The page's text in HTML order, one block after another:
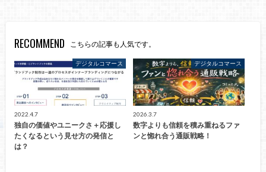
RECOMMEND こちらの記事も人気です。
デジタルコマース
2022.4.7
独自の価値やユニークさ＋応援し
たくなるという見せ方の発信と
は？
デジタルコマース
2026.3.7
数字よりも信頼を積み重ねるファ
ンと惚れ合う通販戦略！